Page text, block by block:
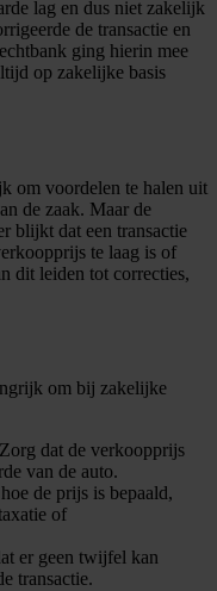
lag en dus niet zakelijk
de transactie en
ging hierin mee
op zakelijke basis
om voordelen te halen uit
de zaak. Maar de
blijkt dat een transactie
te laag is of
dit leiden tot correcties,
om bij zakelijke
dat de verkoopprijs
van de auto.
de prijs is bepaald,
of
er geen twijfel kan
transactie.